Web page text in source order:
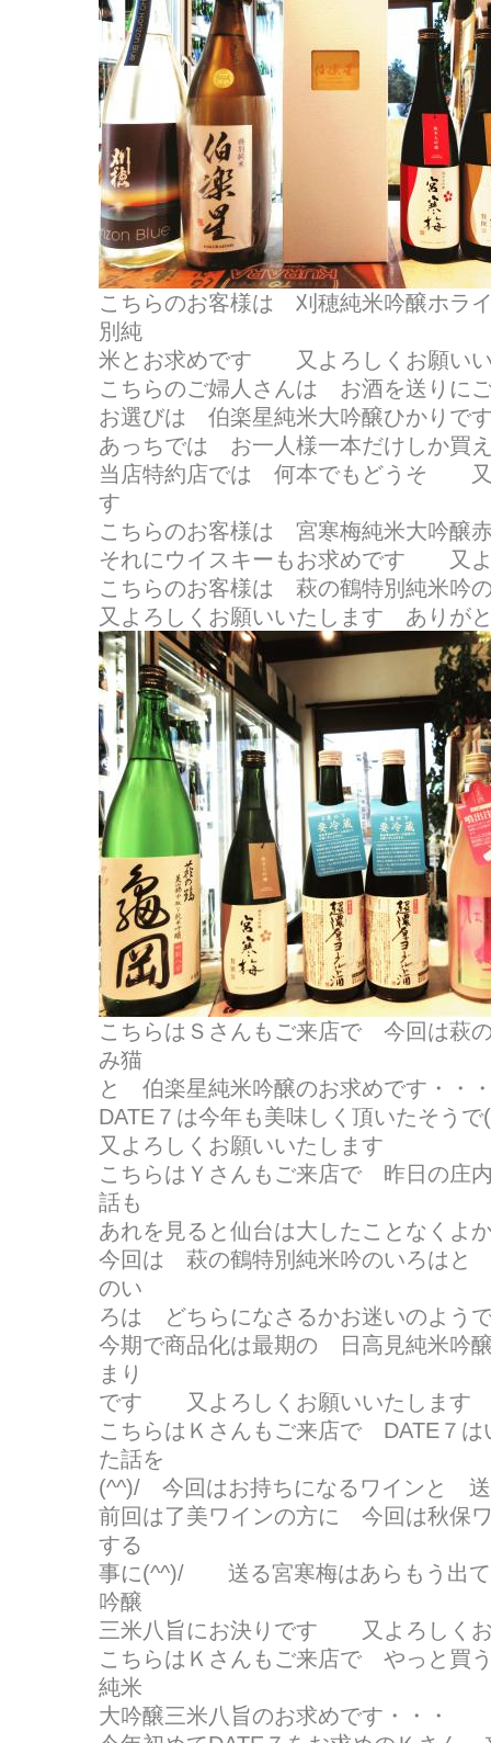
こちらのお客様は 刈穂純米吟醸ホラ
別純
米とお求めです 又よろしくお願い
こちらのご婦人さんは お酒を送りに
お選びは 伯楽星純米大吟醸ひかりで
あっちでは お一人様一本だけしか買
当店特約店では 何本でもどうそ 又
す
こちらのお客様は 宮寒梅純米大吟醸
それにウイスキーもお求めです 又よ
こちらのお客様は 萩の鶴特別純米吟
又よろしくお願いいたします ありが
こちらはＳさんもご来店で 今回は萩
み猫
と 伯楽星純米吟醸のお求めです・・
DATE７は今年も美味しく頂いたそうで
又よろしくお願いいたします
こちらはＹさんもご来店で 昨日の庄
話も
あれを見ると仙台は大したことなくよ
今回は 萩の鶴特別純米吟のいろはと
のい
ろは どちらになさるかお迷いのよう
今期で商品化は最期の 日高見純米吟
まり
です 又よろしくお願いいたします
こちらはＫさんもご来店で DATE７は
た話を
(^^)/ 今回はお持ちになるワインと 送
前回は了美ワインの方に 今回は秋保
する
事に(^^)/ 送る宮寒梅はあらもう出
吟醸
三米八旨にお決りです 又よろしくお
こちらはＫさんもご来店で やっと買
純米
大吟醸三米八旨のお求めです・・・